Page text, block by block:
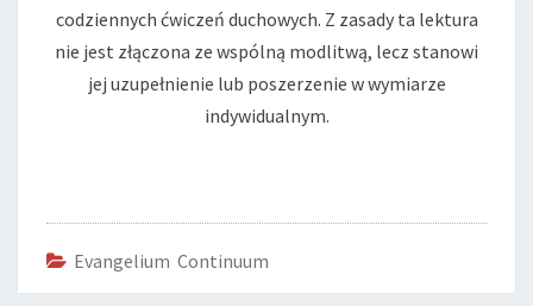
codziennych ćwiczeń duchowych. Z zasady ta lektura
nie jest złączona ze wspólną modlitwą, lecz stanowi
jej uzupełnienie lub poszerzenie w wymiarze
indywidualnym.
Evangelium Continuum